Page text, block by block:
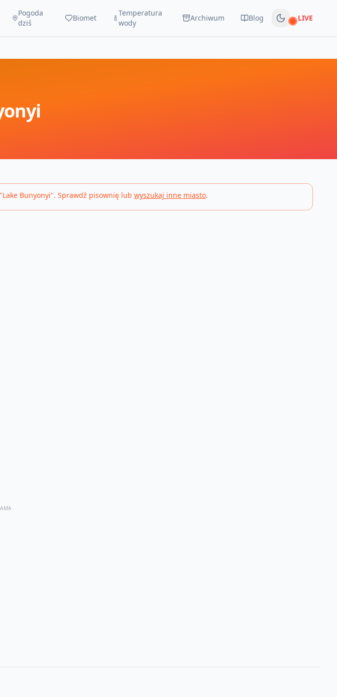
Pogoda
dziś
Biomet
Temperatura
wody
Archiwum Blog Na żywo
LIVE
Lake Bunyonyi". Sprawdź pisownię lub wyszukaj inne miasto.